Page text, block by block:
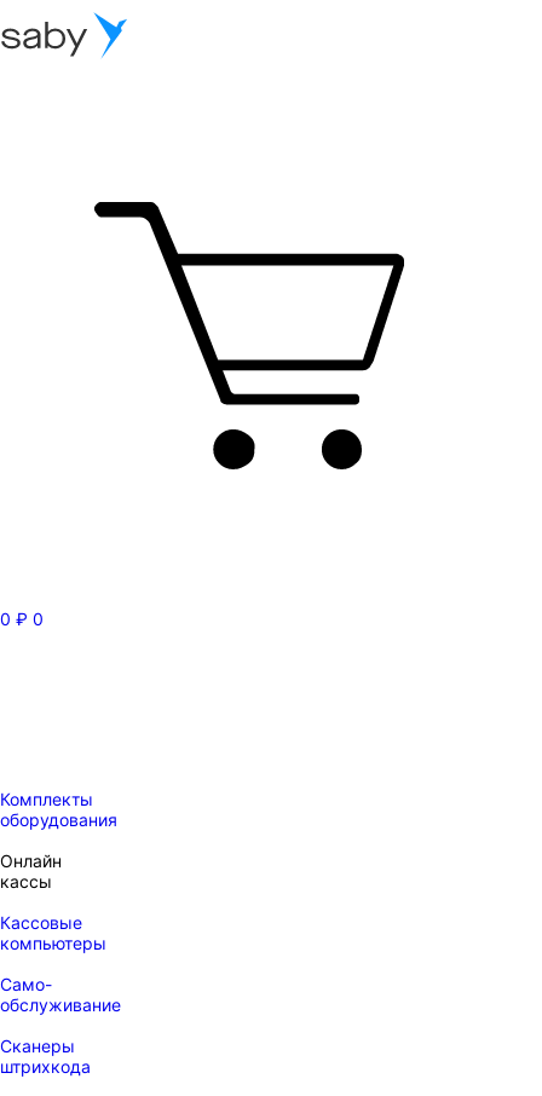
0 ₽ 0
Комплекты
оборудования
Онлайн
кассы
Кассовые
компьютеры
Само-
обслуживание
Сканеры
штрихкода